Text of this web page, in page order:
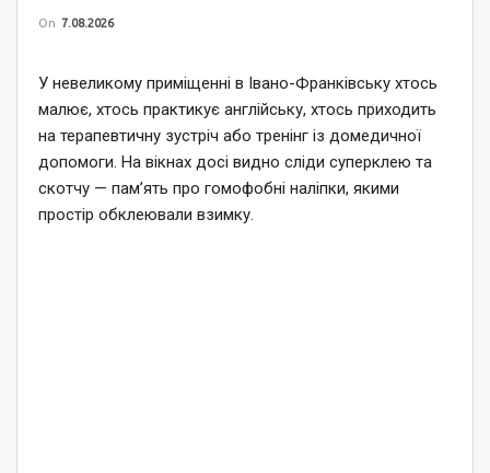
On 7.08.2026
У невеликому приміщенні в Івано-Франківську хтось
малює, хтось практикує англійську, хтось приходить
на терапевтичну зустріч або тренінг із домедичної
допомоги. На вікнах досі видно сліди суперклею та
скотчу — пам’ять про гомофобні наліпки, якими
простір обклеювали взимку.